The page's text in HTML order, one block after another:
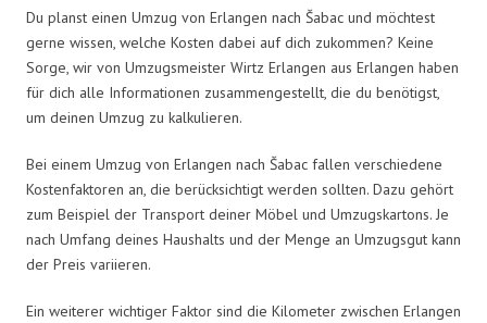
Du planst einen Umzug von Erlangen nach Šabac und möchtest
gerne wissen, welche Kosten dabei auf dich zukommen? Keine
Sorge, wir von Umzugsmeister Wirtz Erlangen aus Erlangen haben
für dich alle Informationen zusammengestellt, die du benötigst,
um deinen Umzug zu kalkulieren.
Bei einem Umzug von Erlangen nach Šabac fallen verschiedene
Kostenfaktoren an, die berücksichtigt werden sollten. Dazu gehört
zum Beispiel der Transport deiner Möbel und Umzugskartons. Je
nach Umfang deines Haushalts und der Menge an Umzugsgut kann
der Preis variieren.
Ein weiterer wichtiger Faktor sind die Kilometer zwischen Erlangen